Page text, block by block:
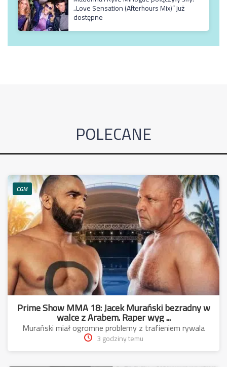
„Love Sensation (Afterhours Mix)” już
dostępne
POLECANE
CGM
Prime Show MMA 18: Jacek Murański bezradny w
walce z Arabem. Raper wyg ...
Murański miał ogromne problemy z trafieniem rywala
3 godziny temu